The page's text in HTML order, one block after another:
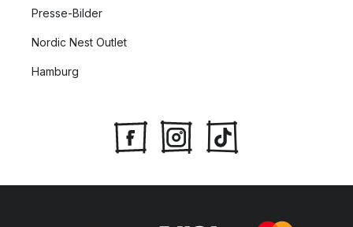
Presse-Bilder
Nordic Nest Outlet
Hamburg